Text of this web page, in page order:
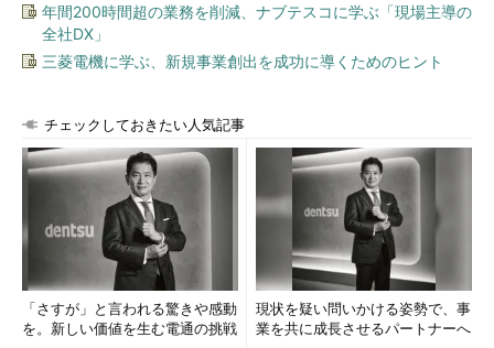
「ThousandEyes（サウザンドアイズ）」は、SaaS／Web／コ
ンテンツサービス事業者およびそのユーザー組織、社内向けの
VoIP／ビデオ会議サービスを運用するIT部門などを対象としてい
ら、利用者が指定するIPアドレスへの定期的・反復的なテストを
を究明するきっかけとなる情報を提供する。エージェントは、ユ
ーザー組織が任意の場所に設置し、実行することも可能。
では、パケット分析／テストの関連で、従来のアナライザ／テ
スト製品はどのように進化しているか。
東陽テクニカは、100Gbpsにも対応するパケットアナライザ／
解析製品「SYNESIS」のオプション機能「PacketReplayer」
年間200時間超の業務を削減、ナブテスコに学ぶ「現場主導の
全社DX」
三菱電機に学ぶ、新規事業創出を成功に導くためのヒント
チェックしておきたい人気記事
「さすが」と言われる驚きや感動
を。新しい価値を生む電通の挑戦
現状を疑い問いかける姿勢で、事
業を共に成長させるパートナーへ